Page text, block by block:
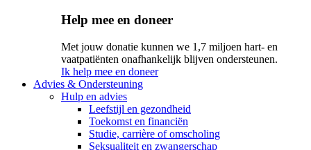
Help mee en doneer
Met jouw donatie kunnen we 1,7 miljoen hart- en
vaatpatiënten onafhankelijk blijven ondersteunen.
Ik help mee en doneer
Advies & Ondersteuning
Hulp en advies
Leefstijl en gezondheid
Toekomst en financiën
Studie, carrière of omscholing
Seksualiteit en zwangerschap